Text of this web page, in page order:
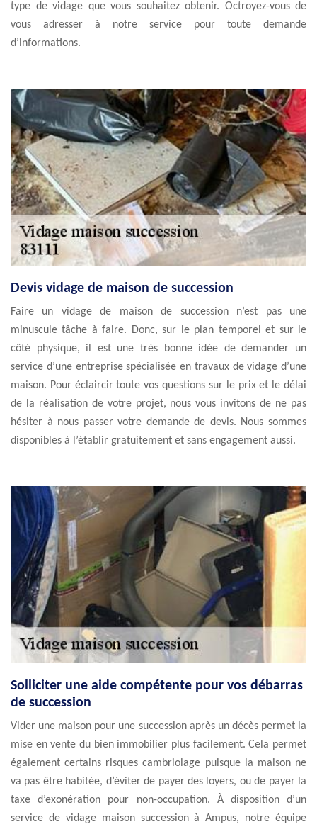
type de vidage que vous souhaitez obtenir. Octroyez-vous de
vous adresser à notre service pour toute demande
d’informations.
Devis vidage de maison de succession
Faire un vidage de maison de succession n’est pas une
minuscule tâche à faire. Donc, sur le plan temporel et sur le
côté physique, il est une très bonne idée de demander un
service d’une entreprise spécialisée en travaux de vidage d’une
maison. Pour éclaircir toute vos questions sur le prix et le délai
de la réalisation de votre projet, nous vous invitons de ne pas
hésiter à nous passer votre demande de devis. Nous sommes
disponibles à l’établir gratuitement et sans engagement aussi.
Solliciter une aide compétente pour vos débarras
de succession
Vider une maison pour une succession après un décès permet la
mise en vente du bien immobilier plus facilement. Cela permet
également certains risques cambriolage puisque la maison ne
va pas être habitée, d’éviter de payer des loyers, ou de payer la
taxe d’exonération pour non-occupation. À disposition d’un
service de vidage maison succession à Ampus, notre équipe